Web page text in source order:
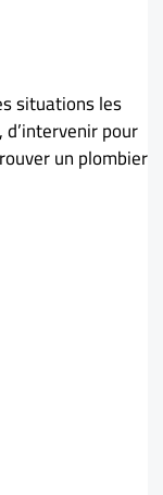
situations les
pour
un plombier